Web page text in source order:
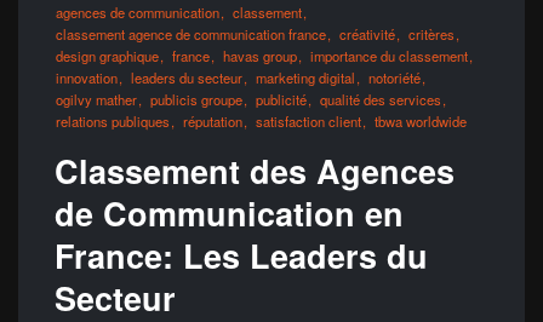
agences de communication
classement
classement agence de communication france
créativité
critères
design graphique
france havas group
importance du classement
innovation
leaders du secteur marketing digital
notoriété
ogilvy mather
publicis groupe publicité
qualité des services
relations publiques
réputation satisfaction client tbwa worldwide
Classement des Agences
de Communication en
France: Les Leaders du
Secteur